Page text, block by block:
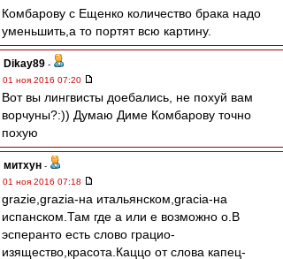
Комбарову с Ещенко количество брака надо
уменьшить,а то портят всю картину.
Dikay89 -
01 ноя 2016 07:20
Вот вы лингвисты доебались, не похуй вам
ворчуны?:)) Думаю Диме Комбарову точно
похую
митхун -
01 ноя 2016 07:18
grazie,grazia-на итальянском,gracia-на
испанском.Там где а или е возможно о.В
эсперанто есть слово грацио-
изящество,красота.Каццо от слова капец-